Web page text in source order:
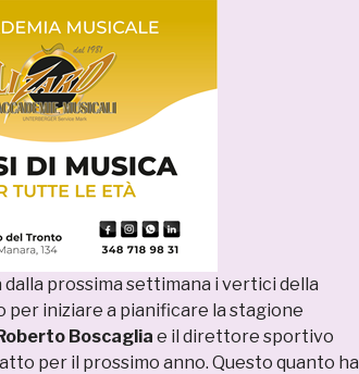
dalla prossima settimana i vertici della
iniziare a pianificare la stagione
Boscaglia e il direttore sportivo
per il prossimo anno. Questo quanto ha